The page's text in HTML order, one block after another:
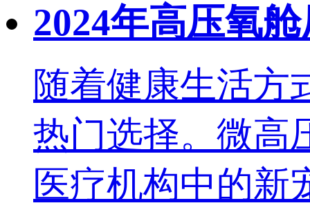
2024年高压氧
随着健康生活方
热门选择。微高
医疗机构中的新